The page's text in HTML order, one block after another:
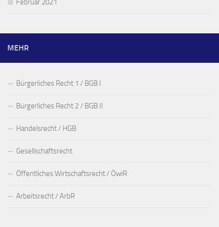
Februar 2021
MEHR
Bürgerliches Recht 1 / BGB I
Bürgerliches Recht 2 / BGB II
Handelsrecht / HGB
Gesellschaftsrecht
Öffentliches Wirtschaftsrecht / ÖwiR
Arbeitsrecht / ArbR